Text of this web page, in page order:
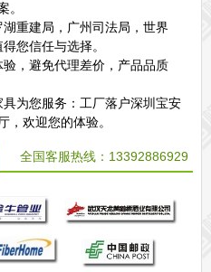
。
重建局，广州司法局，世界
您信任与选择。
，避免代理差价，产品品质
为您服务：工厂落户深圳宝安
，欢迎您的体验。
全国客服热线： 13392886929